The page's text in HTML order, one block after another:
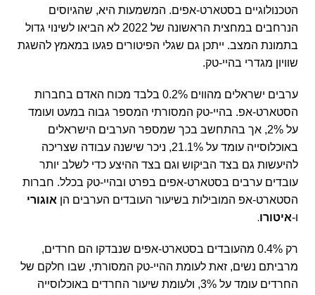
הטכנולוגיים בסטארט-אפים. המשמעות היא, שהגיוסים
הנרחבים במחצית הראשונה של 2022 לא הביאו לשינוי גדול
בתמונת המצב. ייתכן גם שגלי הפיטורים פגעו במאמץ להשגת
שוויון מגדרי בהיי-טק.
ערבים ישראלים מהווים 0.2% בלבד מכוח האדם בחברות
הסטארט-אפ. בהיי-טק המסורתי המספר גבוה במעט ועומד
על 2%, אך בהתחשב בכך שמספר הערבים הישראלים
באוכלוסייה עומד על 21.1%, ניכר שישנה עבודה שצריכה
להיעשות גם בצד הביקוש וגם בצד ההיצע כדי לשלב יותר
עובדים ערבים בסטארט-אפים בפרט ובהיי-טק בכלל. חברות
הסטארט-אפ המובילות בשיעור העובדים הערבים הן אוגורי
ו-איטורו.
רק 0.4% מהעובדים בסטארט-אפים שנבדקו הם חרדים,
מרביתם נשים, זאת לעומת ההיי-טק המסורתי, שבו חלקם של
החרדים עומד על 3%, ולעומת שיעור החרדים באוכלוסייה